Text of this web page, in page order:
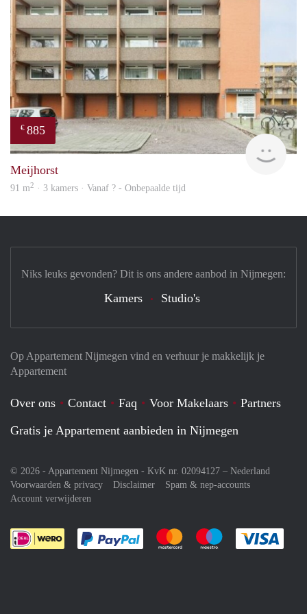
€ 885
rent
Meijhorst
91 m2 · 3 kamers · Vanaf ? - Onbepaalde tijd
Op Appartement Nijmegen vind en verhuur je makkelijk je
Appartement
Over ons Contact Faq Voor Makelaars
Partners
Gratis je Appartement aanbieden in Nijmegen
© 2026 - Appartement Nijmegen - KvK nr. 02094127 – Nederland
Voorwaarden & privacy
Disclaimer
Spam & nep-accounts
Account verwijderen
Je rekent gemakkelijk af met Paypal
Je rekent gemakkelijk af met
Je rekent
Niks leuks gevonden? Dit is ons andere aanbod in Nijmegen:
Kamers Studio's